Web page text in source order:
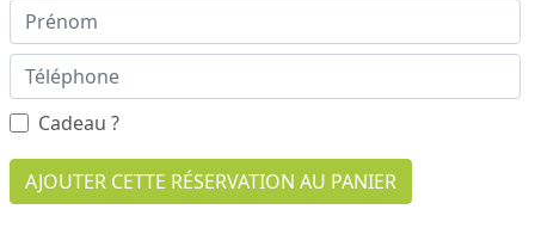
Cadeau ?
AJOUTER CETTE RÉSERVATION AU PANIER